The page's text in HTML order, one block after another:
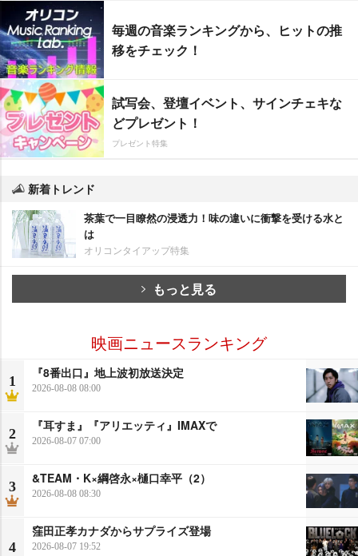
毎週の音楽ランキングから、ヒットの推
移をチェック！
試写会、登壇イベント、サインチェキな
どプレゼント！
プレゼント特集
新着トレンド
茶葉で一目瞭然の浸透力！味の違いに衝撃を受ける水と
は
オリコンタイアップ特集
もっと見る
映画ニュースランキング
1
『8番出口』地上波初放送決定
2026-08-08 08:00
2
『耳すま』『アリエッティ』IMAXで
2026-08-07 07:00
3
&TEAM・K×綱啓永×樋口幸平（2）
2026-08-08 08:30
4
窪田正孝カナダからサプライズ登場
2026-08-07 19:52